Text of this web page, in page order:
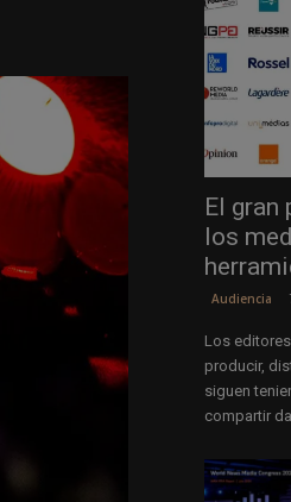
El gran
los
Audiencia
Los
producir,
siguen
compartir